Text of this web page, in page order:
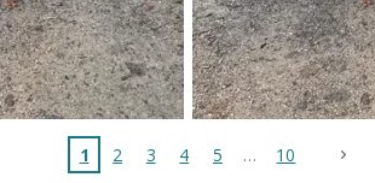
1 2 3 4 5 10